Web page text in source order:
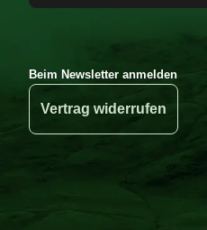
Beim Newsletter anmelden
Vertrag widerrufen